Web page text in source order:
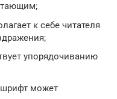
к себе читателя
упорядочиванию
может